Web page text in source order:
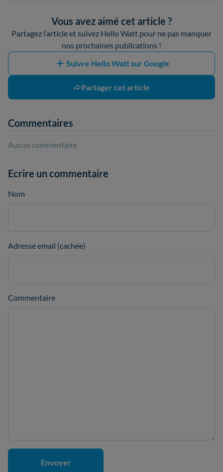
Vous avez aimé cet article ?
Partagez l’article et suivez Hello Watt pour ne pas manquer
nos prochaines publications !
Suivre Hello Watt sur Google
Partager cet article
Commentaires
Aucun commentaire
Ecrire un commentaire
Nom
Adresse email (cachée)
Commentaire